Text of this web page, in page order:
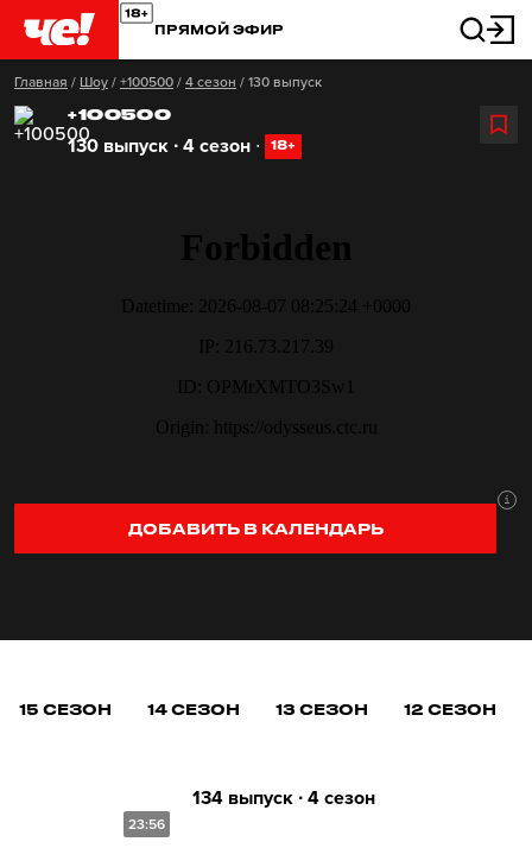
ПРЯМОЙ ЭФИР
Главная / Шоу / +100500 / 4 сезон / 130 выпуск
+100500
130 выпуск ∙ 4 сезон ∙ 18+
ДОБАВИТЬ В КАЛЕНДАРЬ
15 СЕЗОН 14 СЕЗОН 13 СЕЗОН 12 СЕЗОН
23:56
134 выпуск ∙ 4 сезон